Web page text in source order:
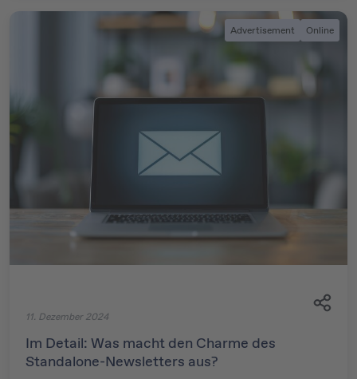
Advertisement Online
11. Dezember 2024
Im Detail: Was macht den Charme des
Standalone-Newsletters aus?